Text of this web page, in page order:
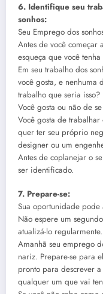
6. Identifique seu
sonhos:
Seu Emprego dos
Antes de você começar
esqueça que você
Em seu trabalho dos
você gosta, e nenhuma
trabalho que seria isso?
Você gosta ou não de
Você gosta de trabalhar
quer ter seu próprio
designer ou um
Antes de coplanejar o
ser identificado.
7. Prepare-se:
Sua oportunidade
Não espere um
atualizá-lo regularmente.
Amanhã seu emprego
nariz. Prepare-se para
pronto para descrever
qualquer um que vai